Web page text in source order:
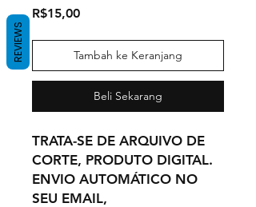
R$15,00Harga
Tambah ke Keranjang
Beli Sekarang
TRATA-SE DE ARQUIVO DE
CORTE, PRODUTO DIGITAL.
ENVIO AUTOMÁTICO NO
SEU EMAIL,
REVIEWS